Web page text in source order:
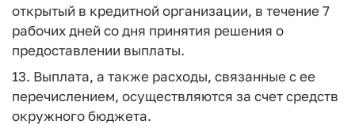
открытый в кредитной организации, в течение 7
рабочих дней со дня принятия решения о
предоставлении выплаты.
13. Выплата, а также расходы, связанные с ее
перечислением, осуществляются за счет средств
окружного бюджета.